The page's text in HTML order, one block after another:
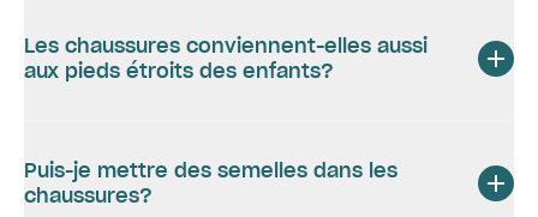
Les chaussures conviennent-elles aussi
aux pieds étroits des enfants?
Puis-je mettre des semelles dans les
chaussures?